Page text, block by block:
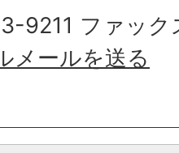
9211 ファッ
メールを送る